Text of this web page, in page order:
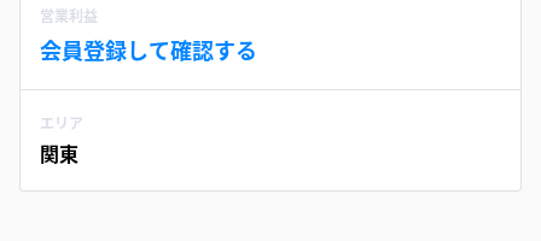
営業利益
会員登録して確認する
エリア
関東